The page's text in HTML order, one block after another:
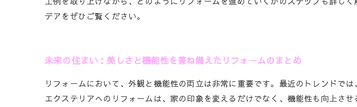
デアをぜひご覧ください。
未来の住まい：美しさと機能性を兼ね備えたリフォームのまとめ
リフォームにおいて、外観と機能性の両立は非常に重要です。最近のトレンドで
エクステリアへのリフォームは、家の印象を変えるだけでなく、機能性も向上さ